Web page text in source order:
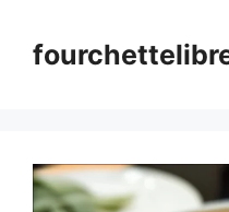
content